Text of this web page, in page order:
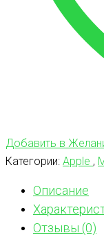
Добавить в
Категории: Apple ,
Описание
Отзывы (0)